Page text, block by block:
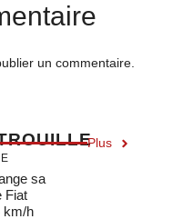
un commentaire.
Plus
sa
Fiat
km/h